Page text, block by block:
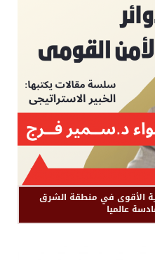
الأقوى في منطقة الشرق
عالميا